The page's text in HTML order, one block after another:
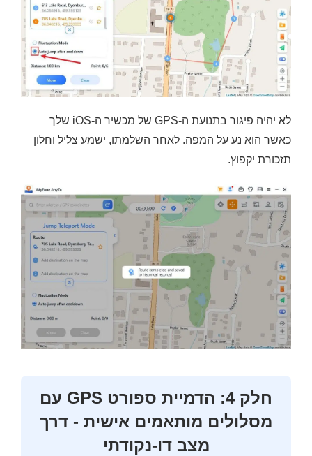
לא יהיה פיגור בתנועת ה-GPS של מכשיר ה-iOS שלך
כאשר הוא נע על המפה. לאחר השלמתו, ישמע צליל וחלון
תזכורת יקפוץ.
חלק 4: הדמיית ספורט GPS עם
מסלולים מותאמים אישית - דרך
מצב דו-נקודתי